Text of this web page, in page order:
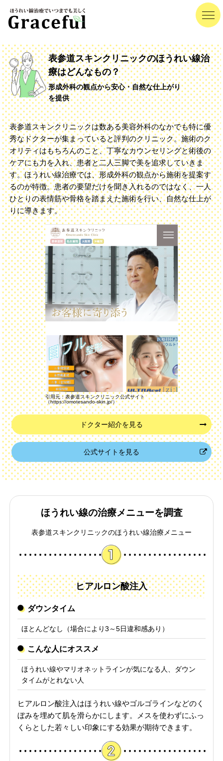
表参道スキンクリニックのほうれい線治
療はどんなもの？
形成外科の観点から安心・自然な仕上がり
を提供
表参道スキンクリニックは数ある美容外科のなかでも特に優
秀なドクターが集まっていると評判のクリニック。施術のク
オリティはもちろんのこと、丁寧なカウンセリングと術後の
ケアにも力を入れ、患者と二人三脚で美を追求していきま
す。ほうれい線治療では、形成外科の観点から施術を提案す
るのが特徴。患者の要望だけを聞き入れるのではなく、一人
ひとりの表情筋や骨格を踏まえた施術を行い、自然な仕上が
りに導きます。
引用元：表参道スキンクリニック公式サイト
（https://omotesando-skin.jp/）
ドクター紹介を見る
公式サイトを見る
ほうれい線の治療メニューを調査
表参道スキンクリニックのほうれい線治療メニュー
ヒアルロン酸注入
ダウンタイム
ほとんどなし（場合により3～5日違和感あり）
こんな人にオススメ
ほうれい線やマリオネットラインが気になる人、ダウン
タイムがとれない人
ヒアルロン酸注入はほうれい線やゴルゴラインなどのく
ぼみを埋めて肌を滑らかにします。メスを使わずにふっ
くらとした若々しい印象にする効果が期待できます。